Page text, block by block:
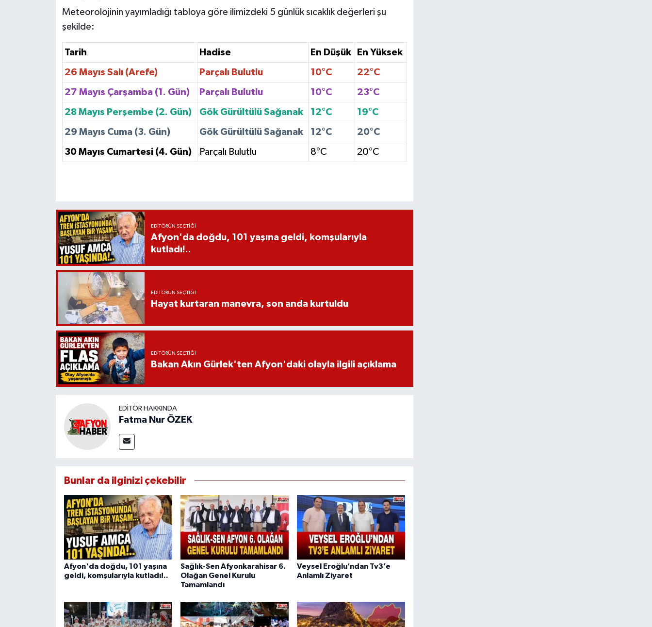
Meteorolojinin yayımladığı tabloya göre ilimizdeki 5 günlük sıcaklık değerleri şu
şekilde:
Tarih Hadise En Düşük En Yüksek
26 Mayıs Salı (Arefe) Parçalı Bulutlu 10°C 22°C
27 Mayıs Çarşamba (1. Gün) Parçalı Bulutlu 10°C 23°C
28 Mayıs Perşembe (2. Gün) Gök Gürültülü Sağanak 12°C 19°C
29 Mayıs Cuma (3. Gün) Gök Gürültülü Sağanak 12°C 20°C
30 Mayıs Cumartesi (4. Gün) Parçalı Bulutlu 8°C 20°C
EDITÖRÜN SEÇTIĞI
Afyon'da doğdu, 101 yaşına geldi, komşularıyla
kutladı!..
EDITÖRÜN SEÇTIĞI
Hayat kurtaran manevra, son anda kurtuldu
EDITÖRÜN SEÇTIĞI
Bakan Akın Gürlek'ten Afyon'daki olayla ilgili açıklama
EDITÖR HAKKINDA
Fatma Nur ÖZEK
Bunlar da ilginizi çekebilir
Afyon'da doğdu, 101 yaşına
geldi, komşularıyla kutladı!..
Sağlık-Sen Afyonkarahisar 6.
Olağan Genel Kurulu
Tamamlandı
Veysel Eroğlu’ndan Tv3’e
Anlamlı Ziyaret